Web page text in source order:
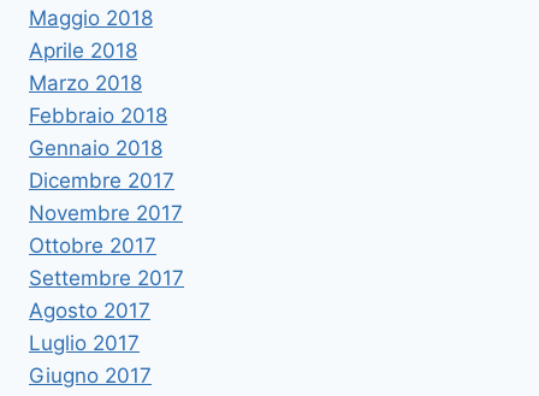
Maggio 2018
Aprile 2018
Marzo 2018
Febbraio 2018
Gennaio 2018
Dicembre 2017
Novembre 2017
Ottobre 2017
Settembre 2017
Agosto 2017
Luglio 2017
Giugno 2017